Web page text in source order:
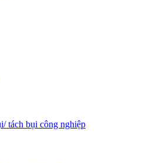
tách bụi công nghiệp